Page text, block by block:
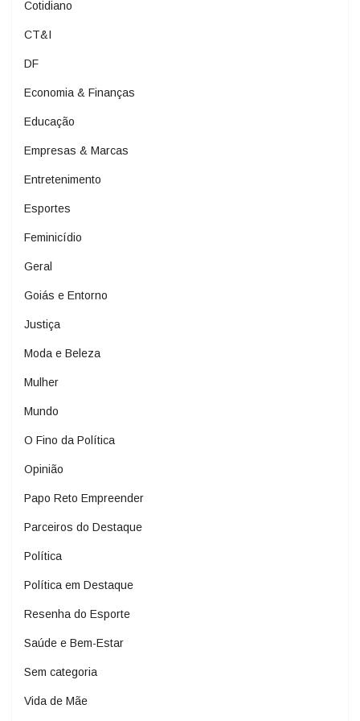
Cotidiano
CT&I
DF
Economia & Finanças
Educação
Empresas & Marcas
Entretenimento
Esportes
Feminicídio
Geral
Goiás e Entorno
Justiça
Moda e Beleza
Mulher
Mundo
O Fino da Política
Opinião
Papo Reto Empreender
Parceiros do Destaque
Política
Política em Destaque
Resenha do Esporte
Saúde e Bem-Estar
Sem categoria
Vida de Mãe